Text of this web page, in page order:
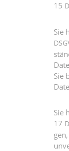
15
Sie
Sie
Sie
17